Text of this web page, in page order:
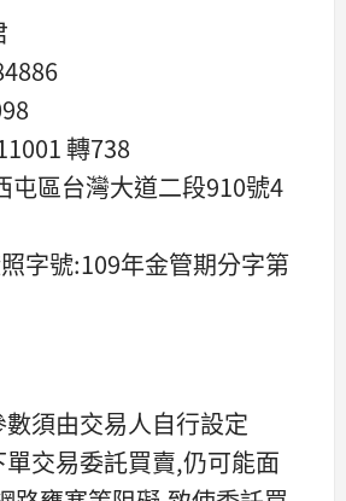
轉738
屯區台灣大道二段910號4
字號:109年金管期分字第
須由交易人自行設定
交易委託買賣,仍可能面